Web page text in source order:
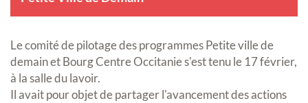
Le comité de pilotage des programmes Petite ville de
demain et Bourg Centre Occitanie s'est tenu le 17 février,
à la salle du lavoir.
Il avait pour objet de partager l'avancement des actions